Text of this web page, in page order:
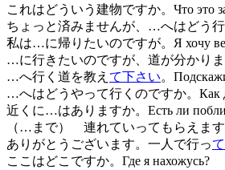
これはどういう建物ですか。Что это
ちょっと済みませんが、…へはどう
私は…に帰りたいのですが。Я хочу
…に行きたいのですが、道が分かりま
…へ行く道を教え て下さい。
…へはどうやって行くのですか。Как
近くに…はありますか。Есть ли
（…まで） 連れていってもらえます
ありがとうございます。一人で行っ
ここはどこですか。Где я нахожусь?